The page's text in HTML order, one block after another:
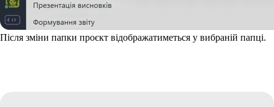
Після зміни папки проєкт відображатиметься у вибраній папці.